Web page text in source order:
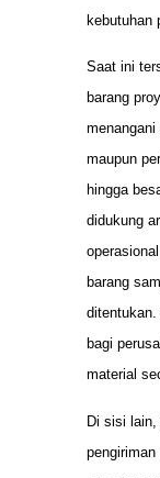
kebutuhan
Saat ini
barang
maupun
hingga
didukung
barang
bagi
material
Di sisi